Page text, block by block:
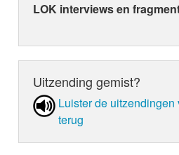
LOK interviews en
Uitzending gemist?
Luister de
terug